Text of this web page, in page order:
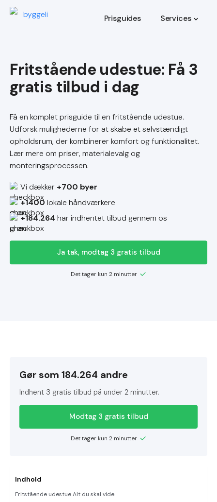
Prisguides Services
Fritstående udestue
Få en komplet prisguide til en fritstående udestue.
Udforsk mulighederne for at skabe et selvstændigt
opholdsrum, der kombinerer komfort og funktionalitet.
Lær mere om priser, materialevalg og
monteringsprocessen.
Vi dækker +700 byer
+1400 lokale håndværkere
+184.264 har indhentet tilbud gennem os
Ja tak, modtag 3 gratis tilbud
Det tager kun 2 minutter
Gør som 184.264 andre
Indhent 3 gratis tilbud på under 2 minutter.
Modtag 3 gratis tilbud
Det tager kun 2 minutter
Indhold
Fritstående udestue Alt du skal vide